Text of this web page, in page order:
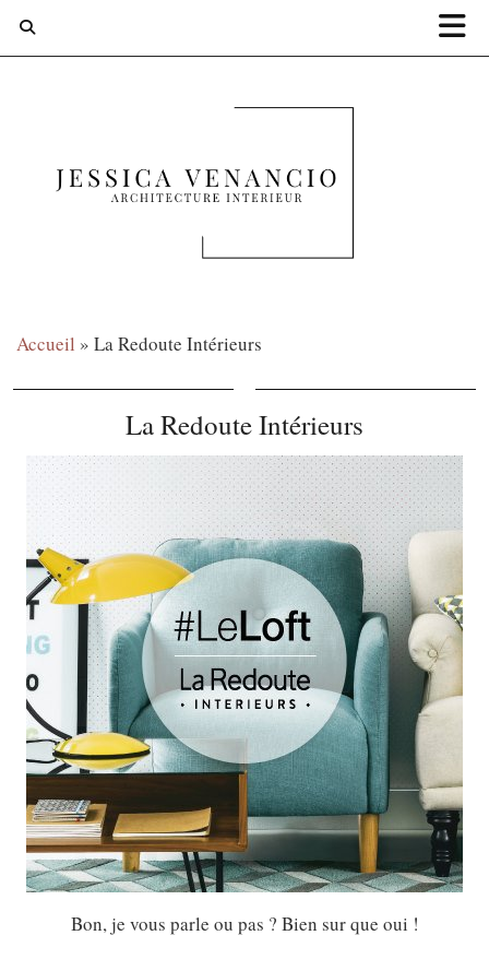
Accueil » La Redoute Intérieurs
La Redoute Intérieurs
Bon, je vous parle ou pas ? Bien sur que oui !